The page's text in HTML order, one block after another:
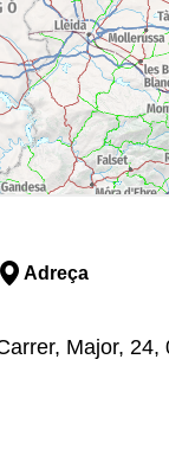
Adreça
Major,